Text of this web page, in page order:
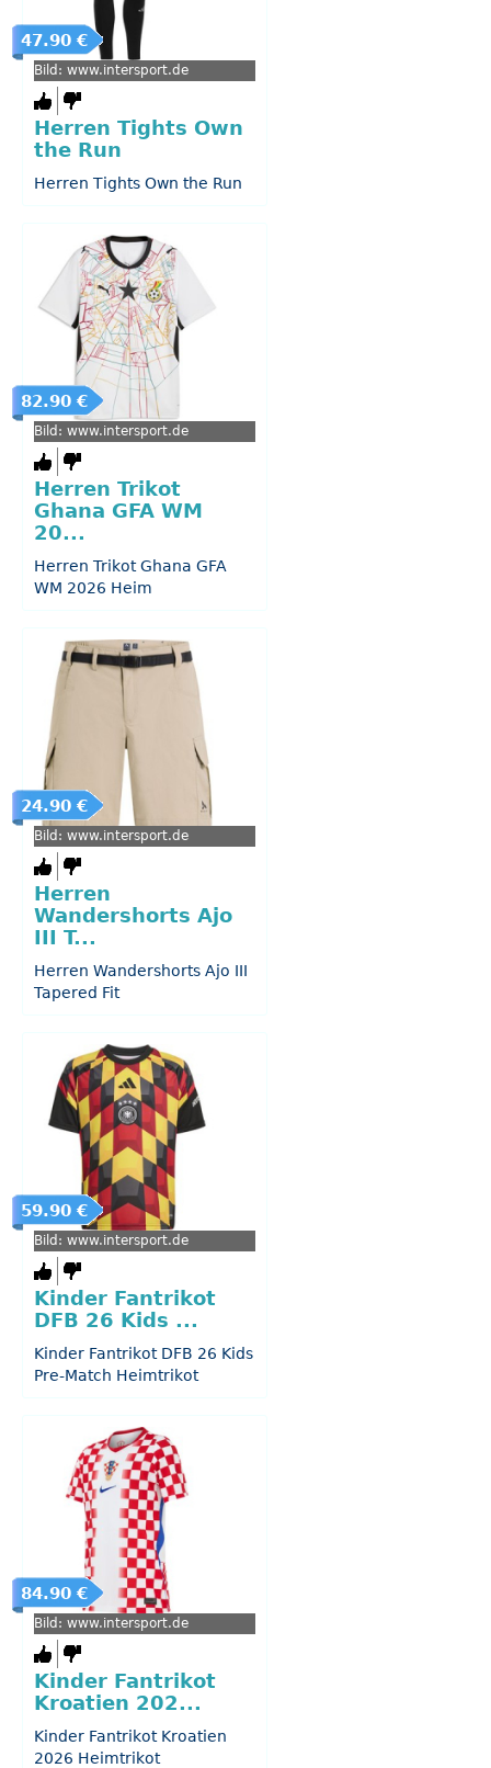
47.90 €
Bild: www.intersport.de
Herren Tights Own
the Run
Herren Tights Own the Run
82.90 €
Bild: www.intersport.de
Herren Trikot
Ghana GFA WM
20...
Herren Trikot Ghana GFA
WM 2026 Heim
24.90 €
Bild: www.intersport.de
Herren
Wandershorts Ajo
III T...
Herren Wandershorts Ajo III
Tapered Fit
59.90 €
Bild: www.intersport.de
Kinder Fantrikot
DFB 26 Kids ...
Kinder Fantrikot DFB 26 Kids
Pre-Match Heimtrikot
84.90 €
Bild: www.intersport.de
Kinder Fantrikot
Kroatien 202...
Kinder Fantrikot Kroatien
2026 Heimtrikot